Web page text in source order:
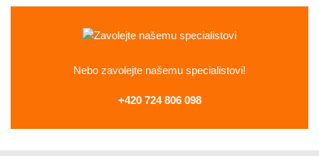
Nebo zavolejte našemu specialistovi!
+420 724 806 098